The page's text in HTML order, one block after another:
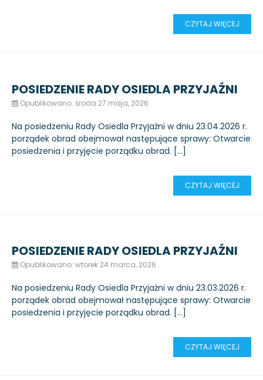
CZYTAJ WIĘCEJ
POSIEDZENIE RADY OSIEDLA PRZYJAŹNI
Opublikowano: środa 27 maja, 2026
Na posiedzeniu Rady Osiedla Przyjaźni w dniu 23.04.2026 r.
porządek obrad obejmował następujące sprawy: Otwarcie
posiedzenia i przyjęcie porządku obrad. […]
CZYTAJ WIĘCEJ
POSIEDZENIE RADY OSIEDLA PRZYJAŹNI
Opublikowano: wtorek 24 marca, 2026
Na posiedzeniu Rady Osiedla Przyjaźni w dniu 23.03.2026 r.
porządek obrad obejmował następujące sprawy: Otwarcie
posiedzenia i przyjęcie porządku obrad. […]
CZYTAJ WIĘCEJ